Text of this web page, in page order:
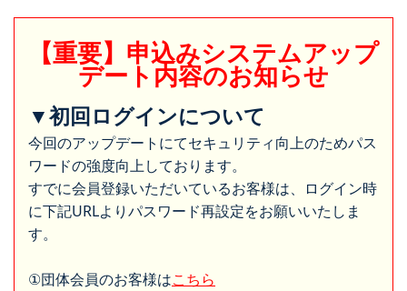
【重要】申込みシステムアップ
デート内容のお知らせ
▼初回ログインについて
今回のアップデートにてセキュリティ向上のためパス
ワードの強度向上しております。
すでに会員登録いただいているお客様は、ログイン時
に下記URLよりパスワード再設定をお願いいたしま
す。
①団体会員のお客様はこちら